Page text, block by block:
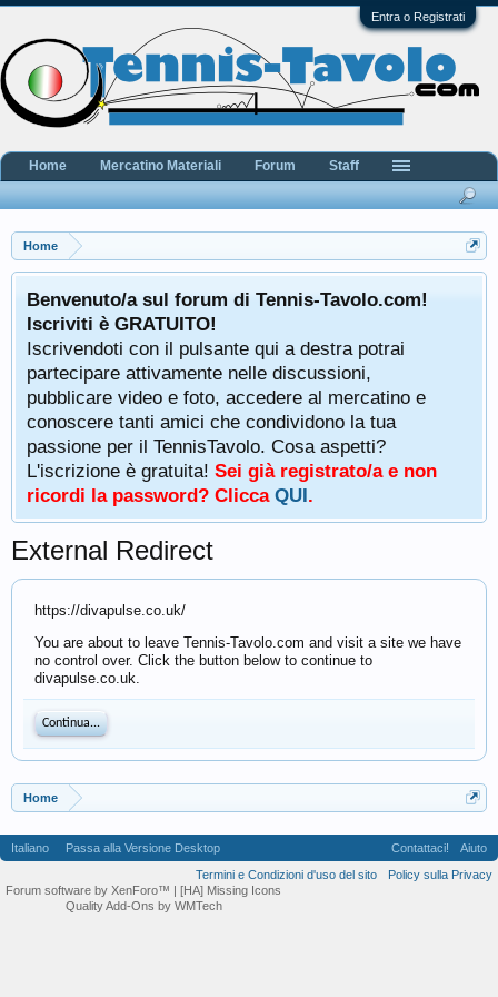
Entra o Registrati
Home
Benvenuto/a sul forum di Tennis-Tavolo.com!
Iscriviti è GRATUITO!
Iscrivendoti con il pulsante qui a destra potrai
partecipare attivamente nelle discussioni,
pubblicare video e foto, accedere al mercatino e
conoscere tanti amici che condividono la tua
passione per il TennisTavolo. Cosa aspetti?
L'iscrizione è gratuita! Sei già registrato/a e non
ricordi la password? Clicca QUI.
External Redirect
https://divapulse.co.uk/
You are about to leave Tennis-Tavolo.com and visit a site we have
no control over. Click the button below to continue to
divapulse.co.uk.
Continua...
Home
Home Mercatino Materiali Forum Staff
Italiano Passa alla Versione Desktop Contattaci!
Aiuto
Termini e Condizioni d'uso del sito
Policy sulla Privacy
Forum software by XenForo™ | [HA] Missing Icons
Quality Add-Ons by WMTech